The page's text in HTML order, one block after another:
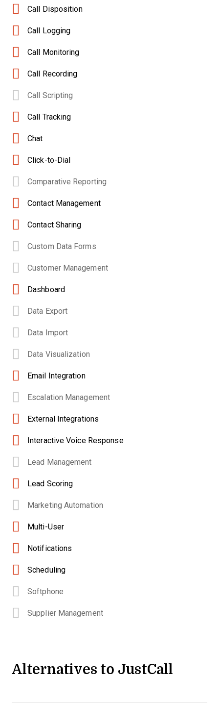
Call Disposition
Call Logging
Call Monitoring
Call Recording
Call Scripting
Call Tracking
Chat
Click-to-Dial
Comparative Reporting
Contact Management
Contact Sharing
Custom Data Forms
Customer Management
Dashboard
Data Export
Data Import
Data Visualization
Email Integration
Escalation Management
External Integrations
Interactive Voice Response
Lead Management
Lead Scoring
Marketing Automation
Multi-User
Notifications
Scheduling
Softphone
Supplier Management
Alternatives to JustCall